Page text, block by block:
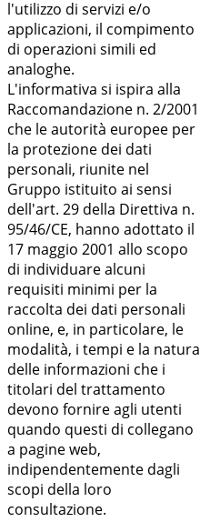
l'utilizzo di servizi e/o
applicazioni, il compimento
di operazioni simili ed
analoghe.
L'informativa si ispira alla
Raccomandazione n. 2/2001
che le autorità europee per
la protezione dei dati
personali, riunite nel
Gruppo istituito ai sensi
dell'art. 29 della Direttiva n.
95/46/CE, hanno adottato il
17 maggio 2001 allo scopo
di individuare alcuni
requisiti minimi per la
raccolta dei dati personali
online, e, in particolare, le
modalità, i tempi e la natura
delle informazioni che i
titolari del trattamento
devono fornire agli utenti
quando questi di collegano
a pagine web,
indipendentemente dagli
scopi della loro
consultazione.